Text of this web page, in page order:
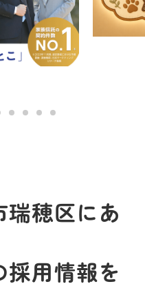
穂区にあ
用情報を